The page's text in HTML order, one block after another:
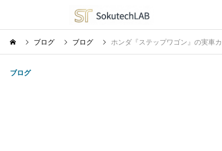
ブログ ブログ ホンダ『ステップワゴン』の実車
ブログ